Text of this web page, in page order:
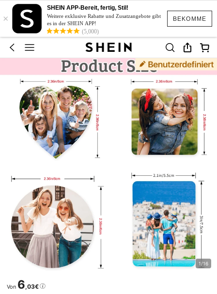
BEKOMME
×
SHEIN APP-Bereit, fertig, Stil!
Weitere exklusive Rabatte und Zusatzangebote gibt
es in der SHEIN APP!
(5,000)
1/16
Von 6,03€